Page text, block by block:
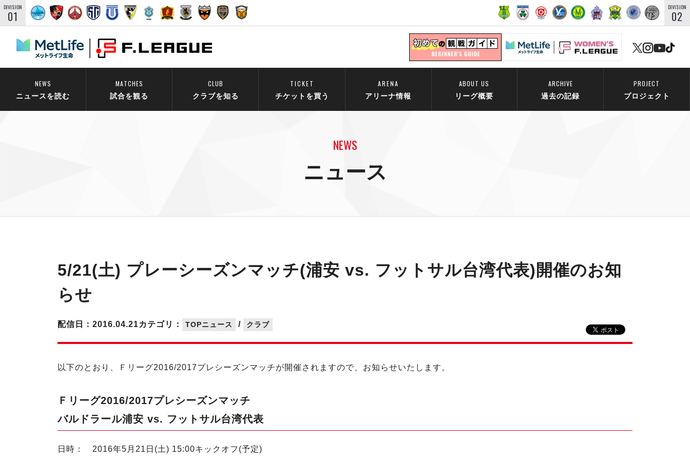
DIVISION
01
DIVISION
02
NEWS
ニュースを読む
MATCHES
試合を観る
CLUB
クラブを知る
TICKET
チケットを買う
ARENA
アリーナ情報
ABOUT US
リーグ概要
ARCHIVE
過去の記録
PROJECT
プロジェクト
NEWS
ニュース
5/21(土) プレーシーズンマッチ(浦安 vs. フットサル台湾代表)開催のお知
らせ
カテゴリ： TOPニュース / クラブ
配信日：2016.04.21
以下のとおり、Ｆリーグ2016/2017プレシーズンマッチが開催されますので、お知らせいたします。
Ｆリーグ2016/2017プレシーズンマッチ
バルドラール浦安 vs. フットサル台湾代表
日時： 2016年5月21日(土) 15:00キックオフ(予定)